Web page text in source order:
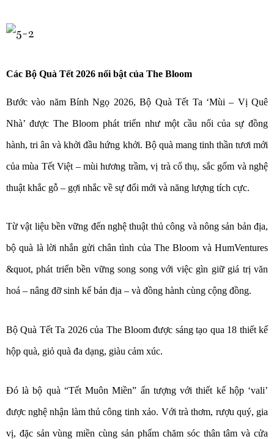
Các Bộ Quà Tết 2026 nổi bật của The Bloom
Bước vào năm Bính Ngọ 2026, Bộ Quà Tết Ta ‘Mùi – Vị Quê
Nhà’ được The Bloom phát triển như một cầu nối của sự đồng
hành, tri ân và khởi đầu hứng khởi. Bộ quà mang tinh thần tươi mới
của mùa Tết Việt – mùi hương trầm, vị trà cổ thụ, sắc gốm và nghệ
thuật khắc gỗ – gợi nhắc về sự đổi mới và năng lượng tích cực.
Từ vật liệu bền vững đến nghệ thuật thủ công và nông sản bản địa,
bộ quà là lời nhắn gửi chân tình của The Bloom và HumVentures
&quot, phát triển bền vững song song với việc gìn giữ giá trị văn
hoá – nâng đỡ sinh kế bản địa – và đồng hành cùng cộng đồng.
Bộ Quà Tết Ta 2026 của The Bloom được sáng tạo qua 18 thiết kế
hộp quà, giỏ quà đa dạng, giàu cảm xúc.
Đó là bộ quà “Tết Muôn Miền” ấn tượng với thiết kế hộp ‘vali’
được nghệ nhận làm thủ công tinh xảo. Với trà thơm, rượu quý, gia
vị, đặc sản vùng miền cùng sản phẩm chăm sóc thân tâm và cửa